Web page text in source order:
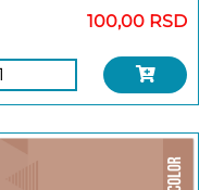
100,00 RSD